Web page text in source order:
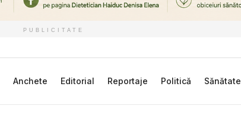
PUBLICITATE
Anchete Editorial Reportaje Politică Sănătate